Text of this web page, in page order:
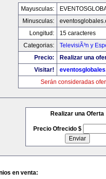
Mayusculas:
Minusculas:
Longitud:
15 caracteres
Categorias:
TelevisiÃ³n y
Precio:
Realizar una
Visitar!
Serán consideradas
Realizar una Oferta
Precio Ofrecido $
en venta: